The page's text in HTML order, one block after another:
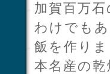
加賀百万
わけでも
飯を作り
本名産の